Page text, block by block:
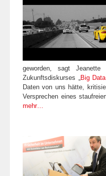
geworden, sagt
Zukunftsdiskurses „Big
Daten von uns hätte,
Versprechen eines
mehr…